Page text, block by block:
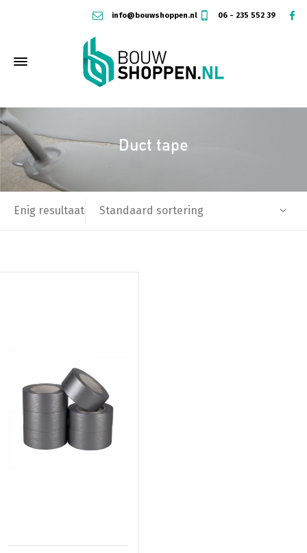
info@bouwshoppen.nl 06 - 235 552 39
Duct tape
Enig resultaat Standaard sortering